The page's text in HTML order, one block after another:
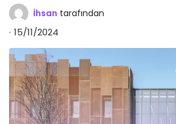
İhsan tarafından
15/11/2024